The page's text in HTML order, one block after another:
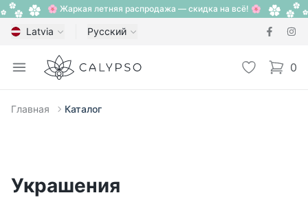
🌸 Жаркая летняя распродажа — скидка на всё! 🌸
Latvia Русский
Open menu
Calypso Избранное
0
items
Главная Каталог
Украшения